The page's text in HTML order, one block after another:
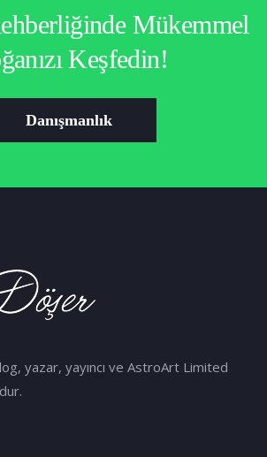
Mükemmel
Keşfedin!
Danışmanlık
yazar, yayıncı ve AstroArt Limited